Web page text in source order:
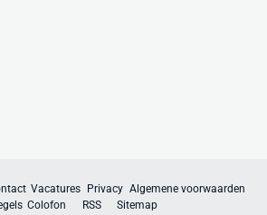
Vacatures Privacy Algemene voorwaarden
Colofon RSS Sitemap